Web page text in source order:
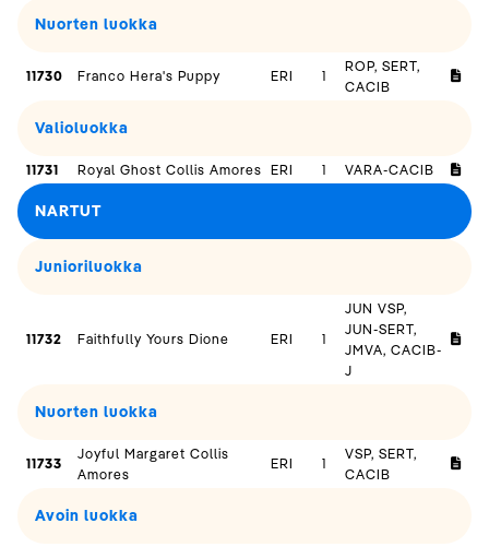
Nuorten luokka
11730 Franco Hera's Puppy ERI 1
ROP, SERT,
CACIB
Valioluokka
11731 Royal Ghost Collis Amores ERI 1 VARA-CACIB
NARTUT
Junioriluokka
11732 Faithfully Yours Dione ERI 1
JUN VSP,
JUN-SERT,
JMVA, CACIB-
J
Nuorten luokka
11733
Joyful Margaret Collis
Amores
ERI 1
VSP, SERT,
CACIB
Avoin luokka